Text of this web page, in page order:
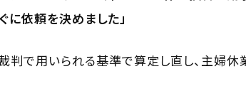
に依頼を決めました」
判で用いられる基準で算定し直し、主婦